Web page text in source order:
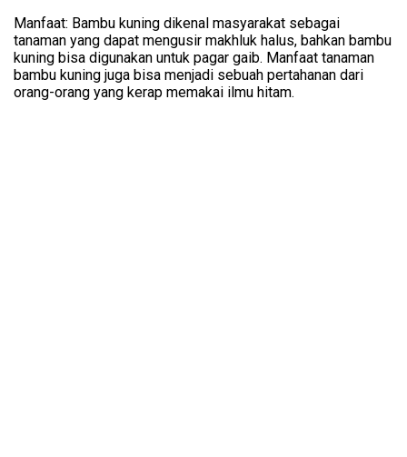
Manfaat: Bambu kuning dikenal masyarakat sebagai
tanaman yang dapat mengusir makhluk halus, bahkan bambu
kuning bisa digunakan untuk pagar gaib. Manfaat tanaman
bambu kuning juga bisa menjadi sebuah pertahanan dari
orang-orang yang kerap memakai ilmu hitam.
Share on Email
Copy url